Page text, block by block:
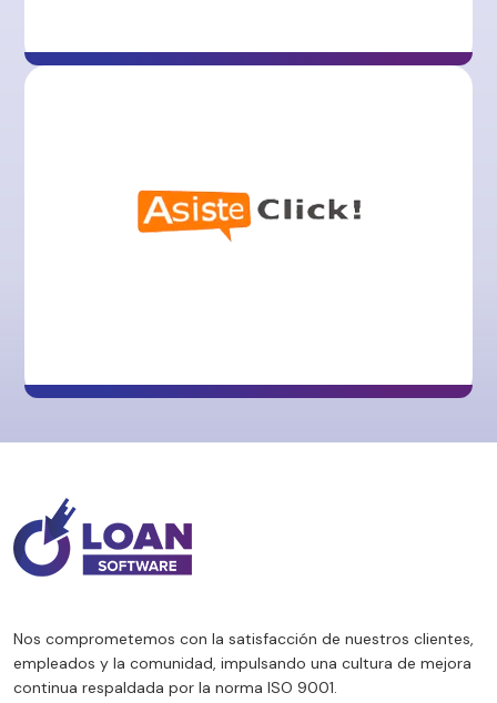
GupShup
Asisteclick
Nos comprometemos con la satisfacción de nuestros clientes,
empleados y la comunidad, impulsando una cultura de mejora
continua respaldada por la norma ISO 9001.